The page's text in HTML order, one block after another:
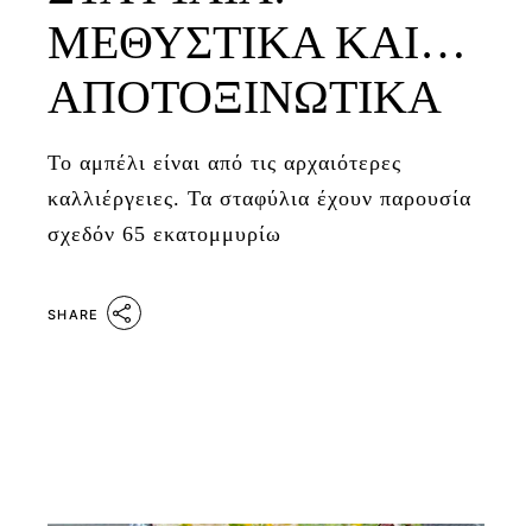
ΜΕΘΥΣΤΙΚΑ ΚΑΙ…
ΑΠΟΤΟΞΙΝΩΤΙΚΑ
Το αμπέλι είναι από τις αρχαιότερες
καλλιέργειες. Τα σταφύλια έχουν παρουσία
σχεδόν 65 εκατομμυρίω
SHARE